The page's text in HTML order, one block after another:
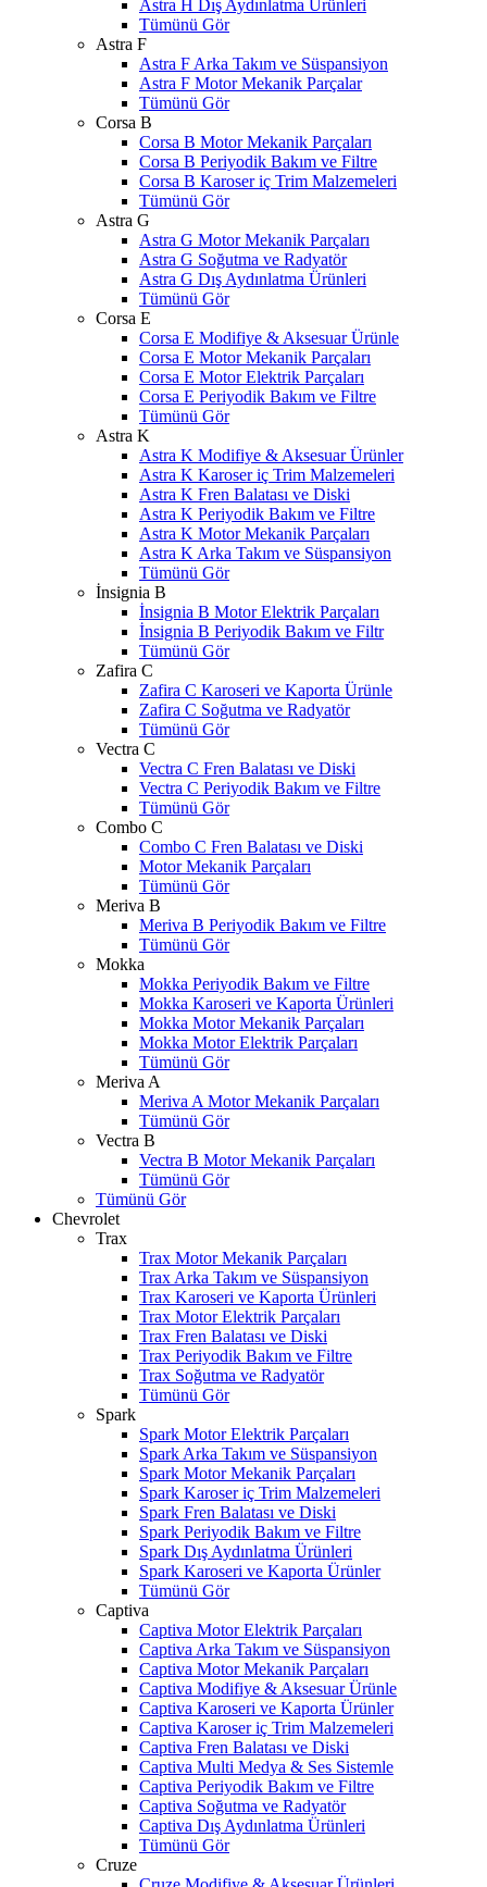
Astra H Dış Aydınlatma Ürünleri
Tümünü Gör
Astra F
Astra F Arka Takım ve Süspansiyon
Astra F Motor Mekanik Parçalar
Tümünü Gör
Corsa B
Corsa B Motor Mekanik Parçaları
Corsa B Periyodik Bakım ve Filtre
Corsa B Karoser iç Trim Malzemeleri
Tümünü Gör
Astra G
Astra G Motor Mekanik Parçaları
Astra G Soğutma ve Radyatör
Astra G Dış Aydınlatma Ürünleri
Tümünü Gör
Corsa E
Corsa E Modifiye & Aksesuar Ürünle
Corsa E Motor Mekanik Parçaları
Corsa E Motor Elektrik Parçaları
Corsa E Periyodik Bakım ve Filtre
Tümünü Gör
Astra K
Astra K Modifiye & Aksesuar Ürünler
Astra K Karoser iç Trim Malzemeleri
Astra K Fren Balatası ve Diski
Astra K Periyodik Bakım ve Filtre
Astra K Motor Mekanik Parçaları
Astra K Arka Takım ve Süspansiyon
Tümünü Gör
İnsignia B
İnsignia B Motor Elektrik Parçaları
İnsignia B Periyodik Bakım ve Filtr
Tümünü Gör
Zafira C
Zafira C Karoseri ve Kaporta Ürünle
Zafira C Soğutma ve Radyatör
Tümünü Gör
Vectra C
Vectra C Fren Balatası ve Diski
Vectra C Periyodik Bakım ve Filtre
Tümünü Gör
Combo C
Combo C Fren Balatası ve Diski
Motor Mekanik Parçaları
Tümünü Gör
Meriva B
Meriva B Periyodik Bakım ve Filtre
Tümünü Gör
Mokka
Mokka Periyodik Bakım ve Filtre
Mokka Karoseri ve Kaporta Ürünleri
Mokka Motor Mekanik Parçaları
Mokka Motor Elektrik Parçaları
Tümünü Gör
Meriva A
Meriva A Motor Mekanik Parçaları
Tümünü Gör
Vectra B
Vectra B Motor Mekanik Parçaları
Tümünü Gör
Tümünü Gör
Chevrolet
Trax
Trax Motor Mekanik Parçaları
Trax Arka Takım ve Süspansiyon
Trax Karoseri ve Kaporta Ürünleri
Trax Motor Elektrik Parçaları
Trax Fren Balatası ve Diski
Trax Periyodik Bakım ve Filtre
Trax Soğutma ve Radyatör
Tümünü Gör
Spark
Spark Motor Elektrik Parçaları
Spark Arka Takım ve Süspansiyon
Spark Motor Mekanik Parçaları
Spark Karoser iç Trim Malzemeleri
Spark Fren Balatası ve Diski
Spark Periyodik Bakım ve Filtre
Spark Dış Aydınlatma Ürünleri
Spark Karoseri ve Kaporta Ürünler
Tümünü Gör
Captiva
Captiva Motor Elektrik Parçaları
Captiva Arka Takım ve Süspansiyon
Captiva Motor Mekanik Parçaları
Captiva Modifiye & Aksesuar Ürünle
Captiva Karoseri ve Kaporta Ürünler
Captiva Karoser iç Trim Malzemeleri
Captiva Fren Balatası ve Diski
Captiva Multi Medya & Ses Sistemle
Captiva Periyodik Bakım ve Filtre
Captiva Soğutma ve Radyatör
Captiva Dış Aydınlatma Ürünleri
Tümünü Gör
Cruze